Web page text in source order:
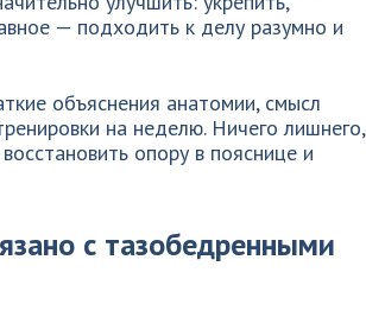
— подходить к делу разумно и
объяснения анатомии, смысл
на неделю. Ничего лишнего,
опору в пояснице и
с тазобедренными